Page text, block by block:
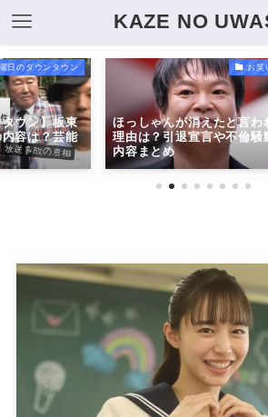
KAZE NO
日のダウンタウン
ウン】板東
容は？芸能
お笑
ほっしゃんが消えたと言わ
理由は？引退宣言や不倫騒
内容まとめ